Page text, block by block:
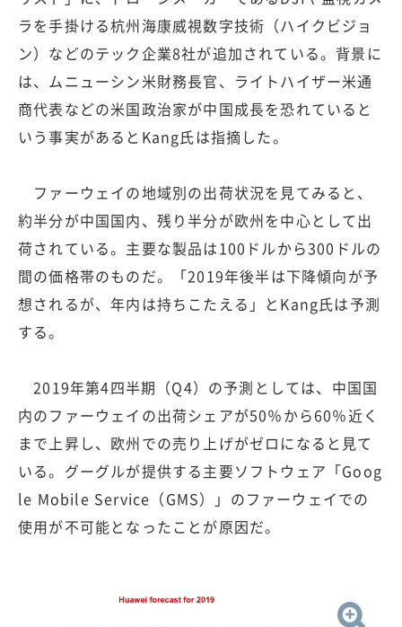
ラを手掛ける杭州海康威視数字技術（ハイクビジョ
ン）などのテック企業8社が追加されている。背景に
は、ムニューシン米財務長官、ライトハイザー米通
商代表などの米国政治家が中国成長を恐れていると
いう事実があるとKang氏は指摘した。
ファーウェイの地域別の出荷状況を見てみると、
約半分が中国国内、残り半分が欧州を中心として出
荷されている。主要な製品は100ドルから300ドルの
間の価格帯のものだ。「2019年後半は下降傾向が予
想されるが、年内は持ちこたえる」とKang氏は予測
する。
2019年第4四半期（Q4）の予測としては、中国国
内のファーウェイの出荷シェアが50％から60％近く
まで上昇し、欧州での売り上げがゼロになると見て
いる。グーグルが提供する主要ソフトウェア「Goog
le Mobile Service（GMS）」のファーウェイでの
使用が不可能となったことが原因だ。